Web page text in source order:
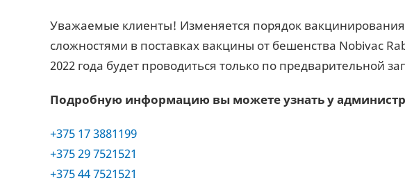
Уважаемые клиенты! Изменяется порядок
сложностями в поставках вакцины от бешенства Nobivac
2022 года будет проводиться только по предварительной
Подробную информацию вы можете узнать у
+375 17 3881199
+375 29 7521521
+375 44 7521521